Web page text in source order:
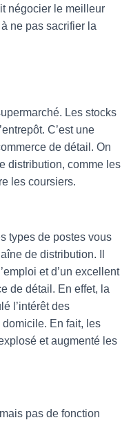
négocier le meilleur
ne pas sacrifier la
Les stocks
C’est une
de détail. On
distribution, comme les
les coursiers.
types de postes vous
de distribution. Il
et d’un excellent
de détail. En effet, la
l’intérêt des
En fait, les
et augmenté les
pas de fonction